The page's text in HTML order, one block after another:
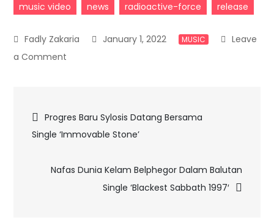
music video
news radioactive-force release
January 1, 2022 MUSIC
Leave
a Comment
Adaptasi
Post
navigation
Progres Baru Sylosis Datang Bersama
Single ‘Immovable Stone’
Nafas Dunia Kelam Belphegor Dalam Balutan
Single ‘Blackest Sabbath 1997′